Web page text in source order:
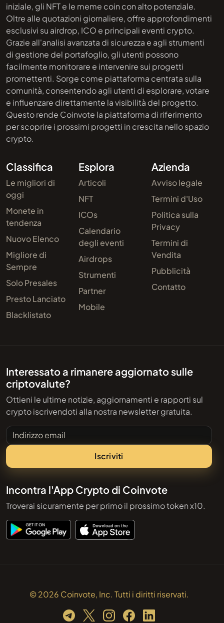
iniziale, gli NFT e le meme coin con alto potenziale.
Oltre alle quotazioni giornaliere, offre approfondimenti
esclusivi su airdrop, ICO e principali eventi crypto.
Grazie all'analisi avanzata di sicurezza e agli strumenti
di gestione del portafoglio, gli utenti possono
facilmente monitorare e intervenire sui progetti
promettenti. Sorge come piattaforma centrata sulla
comunità, consentendo agli utenti di esplorare, votare
e influenzare direttamente la visibilità del progetto.
Questo rende Coinvote la piattaforma di riferimento
per scoprire i prossimi progetti in crescita nello spazio
crypto.
Classifica
Le migliori di
oggi
Monete in
tendenza
Nuovo Elenco
Migliore di
Sempre
Solo Presales
Presto Lanciato
Blacklistato
Esplora
Articoli
NFT
ICOs
Calendario
degli eventi
Airdrops
Strumenti
Partner
Mobile
Azienda
Avviso legale
Termini d'Uso
Politica sulla
Privacy
Termini di
Vendita
Pubblicità
Contatto
Interessato a rimanere aggiornato sulle
criptovalute?
Ottieni le ultime notizie, aggiornamenti e rapporti sul
crypto iscrivendoti alla nostra newsletter gratuita.
Indirizzo email
Iscriviti
Incontra l'App Crypto di Coinvote
Troverai sicuramente per primo il prossimo token x10.
© 2026 Coinvote, Inc. Tutti i diritti riservati.